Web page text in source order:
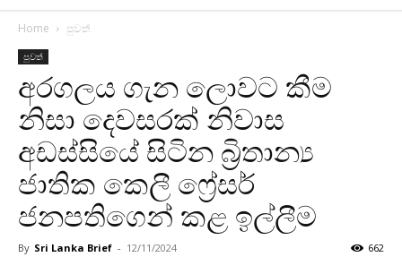
Home පුවත්
පුවත්
අරගලය ගැන ලොවට කීම
නිසා දෙවසරක් නිවාස
අඩස්සියේ සිටින බ්‍රිතාන්‍ය
ජාතික කෙලී ෆ්‍රේසර්
ජනපතිගෙන් කළ ඉල්ලීම
By Sri Lanka Brief - 12/11/2024 662